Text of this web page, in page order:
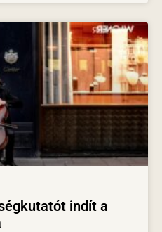
indít a